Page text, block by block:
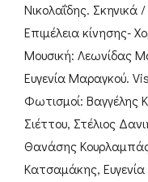
Νικολαΐδης. Σκηνικά
Επιμέλεια κίνησης-
Μουσική: Λεωνίδας
Ευγενία Μαραγκού.
Φωτισμοί: Βαγγέλης
Σιέττου, Στέλιος
Θανάσης
Κατσαμάκης,